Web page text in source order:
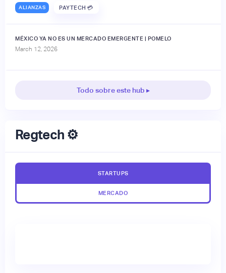
ALIANZAS PAYTECH 💳
MÉXICO YA NO ES UN MERCADO EMERGENTE | POMELO
March 12, 2026
Todo sobre este hub ▸
Regtech ⚙️
STARTUPS
MERCADO